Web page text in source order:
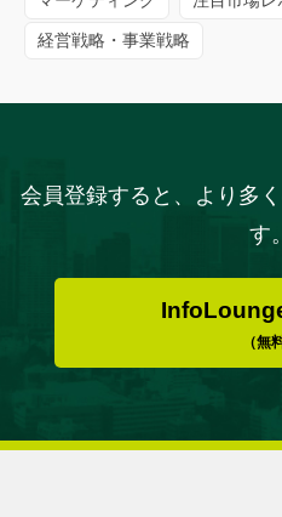
経営戦略・事業戦略
会員登録すると、より多
す。
（無